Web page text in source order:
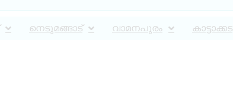
നെടുമങ്ങാട് വാമനപുരം കാട്ടാക്കട